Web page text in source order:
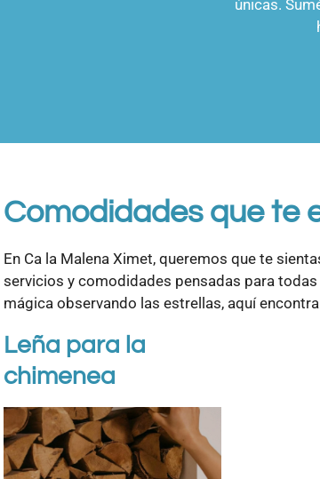
únicas.
Comodidades que te
En Ca la Malena Ximet, queremos que te
servicios y comodidades pensadas para
mágica observando las estrellas, aquí
Leña para la
chimenea